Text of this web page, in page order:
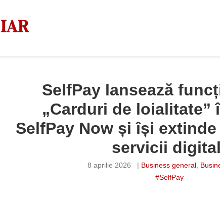
SelfPay lansează
„Carduri de loialitate”
SelfPay Now și își
servicii
8 aprilie 2026 | Business general,
#SelfPay